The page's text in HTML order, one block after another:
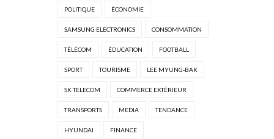
POLITIQUE ÉCONOMIE
SAMSUNG ELECTRONICS CONSOMMATION
TÉLÉCOM ÉDUCATION FOOTBALL
SPORT TOURISME LEE MYUNG-BAK
SK TELECOM COMMERCE EXTÉRIEUR
TRANSPORTS MEDIA TENDANCE
HYUNDAI FINANCE